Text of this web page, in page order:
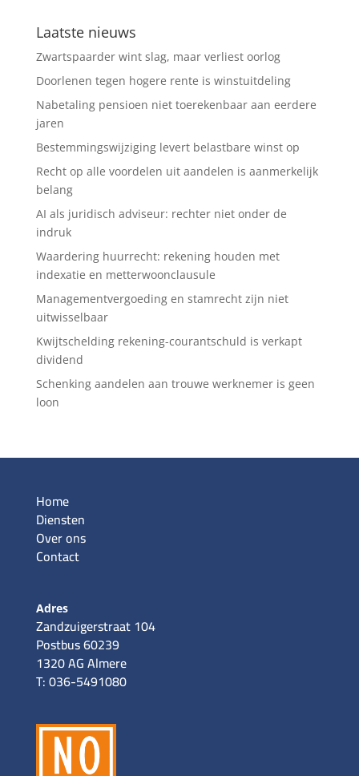
Laatste nieuws
Zwartspaarder wint slag, maar verliest oorlog
Doorlenen tegen hogere rente is winstuitdeling
Nabetaling pensioen niet toerekenbaar aan eerdere
jaren
Bestemmingswijziging levert belastbare winst op
Recht op alle voordelen uit aandelen is aanmerkelijk
belang
AI als juridisch adviseur: rechter niet onder de
indruk
Waardering huurrecht: rekening houden met
indexatie en metterwoonclausule
Managementvergoeding en stamrecht zijn niet
uitwisselbaar
Kwijtschelding rekening-courantschuld is verkapt
dividend
Schenking aandelen aan trouwe werknemer is geen
loon
Home
Diensten
Over ons
Contact
Adres
Zandzuigerstraat 104
Postbus 60239
1320 AG Almere
T: 036-5491080